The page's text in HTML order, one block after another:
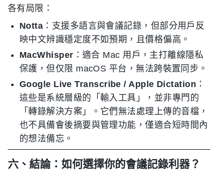
各有局限：
Notta ：支援多語言與會議記錄，但部分用戶反
映中文辨識穩定度不如預期，且價格偏高。
MacWhisper ：適合 Mac 用戶，主打離線隱私
保護，但仅限 macOS 平台，無法跨裝置同步。
Google Live Transcribe / Apple Dictation ：
這些是系統層級的「輸入工具」，並非專門的
「轉錄解決方案」。它們無法處理上傳的音檔，
也不具備會後摘要與管理功能，僅適合短時間內
的想法備忘。
六、結論：如何選擇你的會議記錄利器？